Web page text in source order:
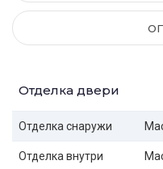
Отделка двери
Отделка снаружи
Отделка внутри